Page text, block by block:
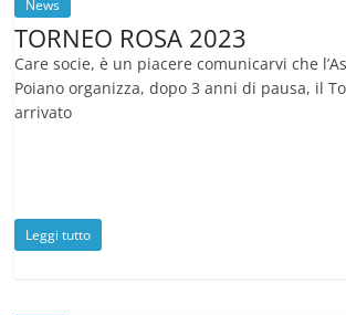
News
TORNEO ROSA 2023
Care socie, è un piacere comunicarvi che
Poiano organizza, dopo 3 anni di pausa, il
arrivato
Leggi tutto